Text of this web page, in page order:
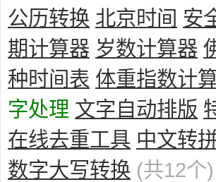
公历转换 北京时间 安
期计算器 岁数计算器
种时间表 体重指数计
字处理 文字自动排版
在线去重工具 中文转
数字大写转换 (共12个)